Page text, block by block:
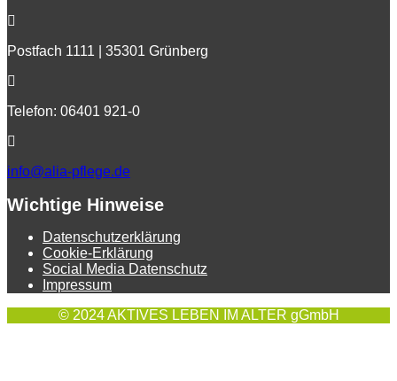
Postfach 1111 | 35301 Grünberg
Telefon: 06401 921-0
info@alia-pflege.de
Wichtige Hinweise
Datenschutzerklärung
Cookie-Erklärung
Social Media Datenschutz
Impressum
© 2024 AKTIVES LEBEN IM ALTER gGmbH